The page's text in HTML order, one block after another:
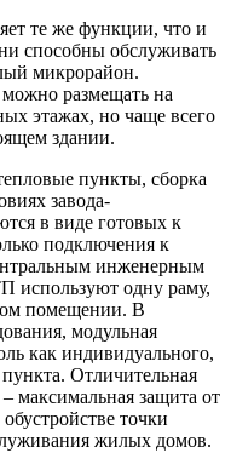
те же функции, что и
способны обслуживать
микрорайон.
размещать на
этажах, но чаще всего
здании.
пункты, сборка
завода-
в виде готовых к
подключения к
инженерным
используют одну раму,
помещении. В
модульная
как индивидуального,
Отличительная
максимальная защита от
точки
жилых домов.